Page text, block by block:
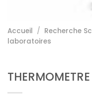
Accueil / Recherche
laboratoires